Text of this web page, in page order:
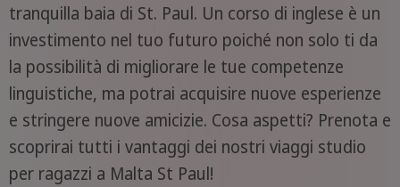
tranquilla baia di St. Paul. Un corso di inglese è un
investimento nel tuo futuro poiché non solo ti da
la possibilità di migliorare le tue competenze
linguistiche, ma potrai acquisire nuove esperienze
e stringere nuove amicizie. Cosa aspetti? Prenota e
scoprirai tutti i vantaggi dei nostri viaggi studio
per ragazzi a Malta St Paul!